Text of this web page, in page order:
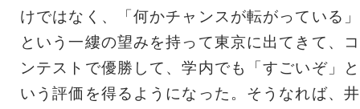
けではなく、「何かチャンスが転がっている」
という一縷の望みを持って東京に出てきて、コ
ンテストで優勝して、学内でも「すごいぞ」と
いう評価を得るようになった。そうなれば、井